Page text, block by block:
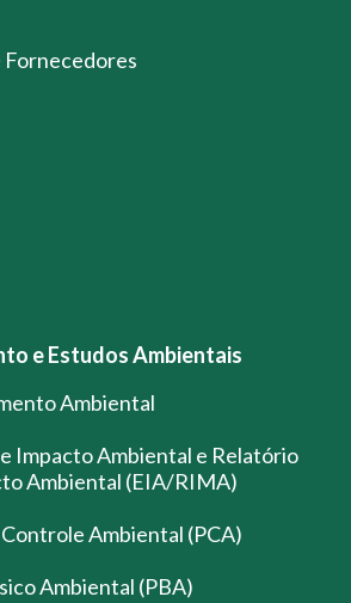
Fornecedores
e Estudos Ambientais
Ambiental
Impacto Ambiental e Relatório
Ambiental (EIA/RIMA)
Controle Ambiental (PCA)
Ambiental (PBA)